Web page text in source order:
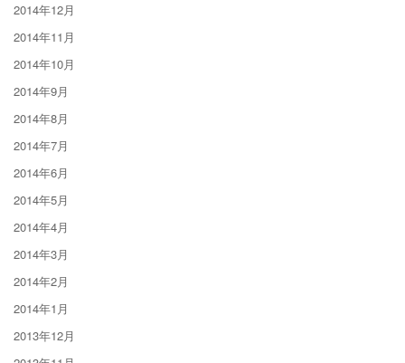
2014年12月
2014年11月
2014年10月
2014年9月
2014年8月
2014年7月
2014年6月
2014年5月
2014年4月
2014年3月
2014年2月
2014年1月
2013年12月